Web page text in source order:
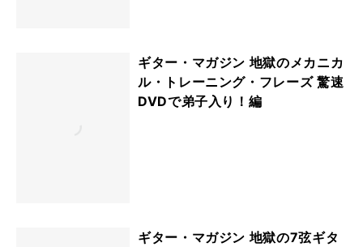
ギター・マガジン 地獄のメカニカ
ル・トレーニング・フレーズ 驚速
DVDで弟子入り！編
ギター・マガジン 地獄の7弦ギタ